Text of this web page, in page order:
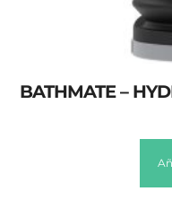
BATHMATE –